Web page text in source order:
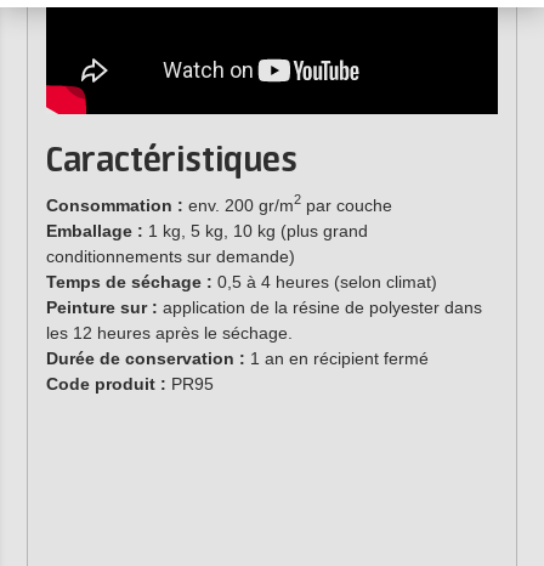
Caractéristiques
Consommation : env. 200 gr/m2par couche
Emballage : 1 kg, 5 kg, 10 kg (plus grand
conditionnements sur demande)
Temps de séchage : 0,5 à 4 heures (selon climat)
Peinture sur : application de la résine de polyester dans
les 12 heures après le séchage.
Durée de conservation : 1 an en récipient fermé
Code produit : PR95